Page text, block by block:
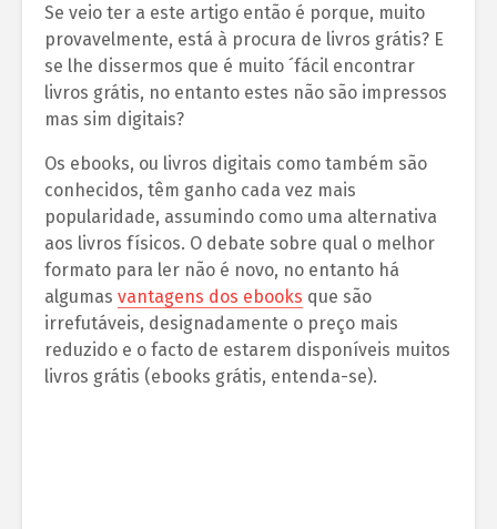
Se veio ter a este artigo então é porque, muito
provavelmente, está à procura de livros grátis? E
se lhe dissermos que é muito ´fácil encontrar
livros grátis, no entanto estes não são impressos
mas sim digitais?
Os ebooks, ou livros digitais como também são
conhecidos, têm ganho cada vez mais
popularidade, assumindo como uma alternativa
aos livros físicos. O debate sobre qual o melhor
formato para ler não é novo, no entanto há
algumas vantagens dos ebooks que são
irrefutáveis, designadamente o preço mais
reduzido e o facto de estarem disponíveis muitos
livros grátis (ebooks grátis, entenda-se).